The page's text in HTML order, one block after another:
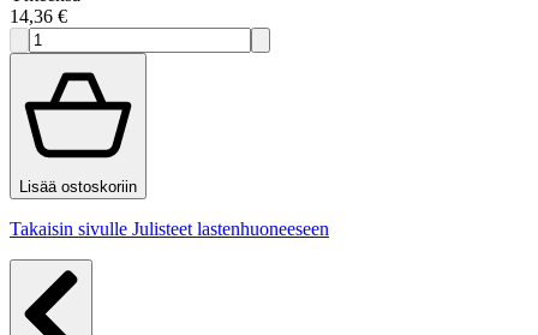
14,36 €
Lisää ostoskoriin
Takaisin sivulle Julisteet lastenhuoneeseen